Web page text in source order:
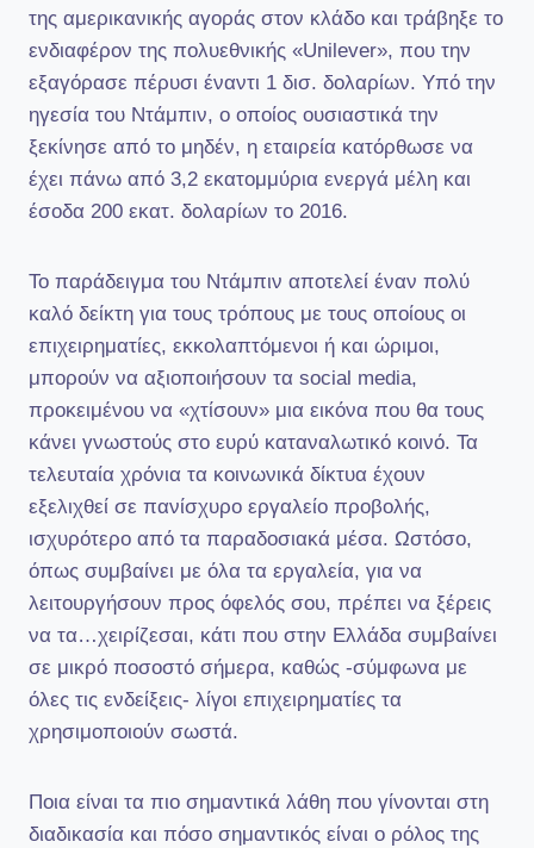
της αμερικανικής αγοράς στον κλάδο και τράβηξε το
ενδιαφέρον της πολυεθνικής «Unilever», που την
εξαγόρασε πέρυσι έναντι 1 δισ. δολαρίων. Υπό την
ηγεσία του Ντάμπιν, ο οποίος ουσιαστικά την
ξεκίνησε από το μηδέν, η εταιρεία κατόρθωσε να
έχει πάνω από 3,2 εκατομμύρια ενεργά μέλη και
έσοδα 200 εκατ. δολαρίων το 2016.
Το παράδειγμα του Ντάμπιν αποτελεί έναν πολύ
καλό δείκτη για τους τρόπους με τους οποίους οι
επιχειρηματίες, εκκολαπτόμενοι ή και ώριμοι,
μπορούν να αξιοποιήσουν τα social media,
προκειμένου να «χτίσουν» μια εικόνα που θα τους
κάνει γνωστούς στο ευρύ καταναλωτικό κοινό. Τα
τελευταία χρόνια τα κοινωνικά δίκτυα έχουν
εξελιχθεί σε πανίσχυρο εργαλείο προβολής,
ισχυρότερο από τα παραδοσιακά μέσα. Ωστόσο,
όπως συμβαίνει με όλα τα εργαλεία, για να
λειτουργήσουν προς όφελός σου, πρέπει να ξέρεις
να τα…χειρίζεσαι, κάτι που στην Ελλάδα συμβαίνει
σε μικρό ποσοστό σήμερα, καθώς -σύμφωνα με
όλες τις ενδείξεις- λίγοι επιχειρηματίες τα
χρησιμοποιούν σωστά.
Ποια είναι τα πιο σημαντικά λάθη που γίνονται στη
διαδικασία και πόσο σημαντικός είναι ο ρόλος της